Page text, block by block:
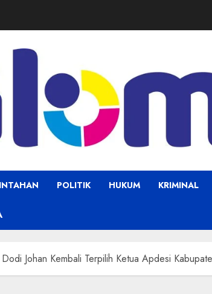
POLITIK HUKUM KRIMINAL
Dodi Johan Kembali Terpilih Ketua Apdesi